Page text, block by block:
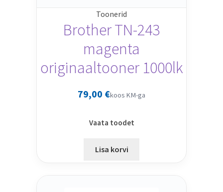
Toonerid
Brother TN-243
magenta
originaaltooner 1000lk
79,00 €koos KM-ga
Vaata toodet
Lisa korvi